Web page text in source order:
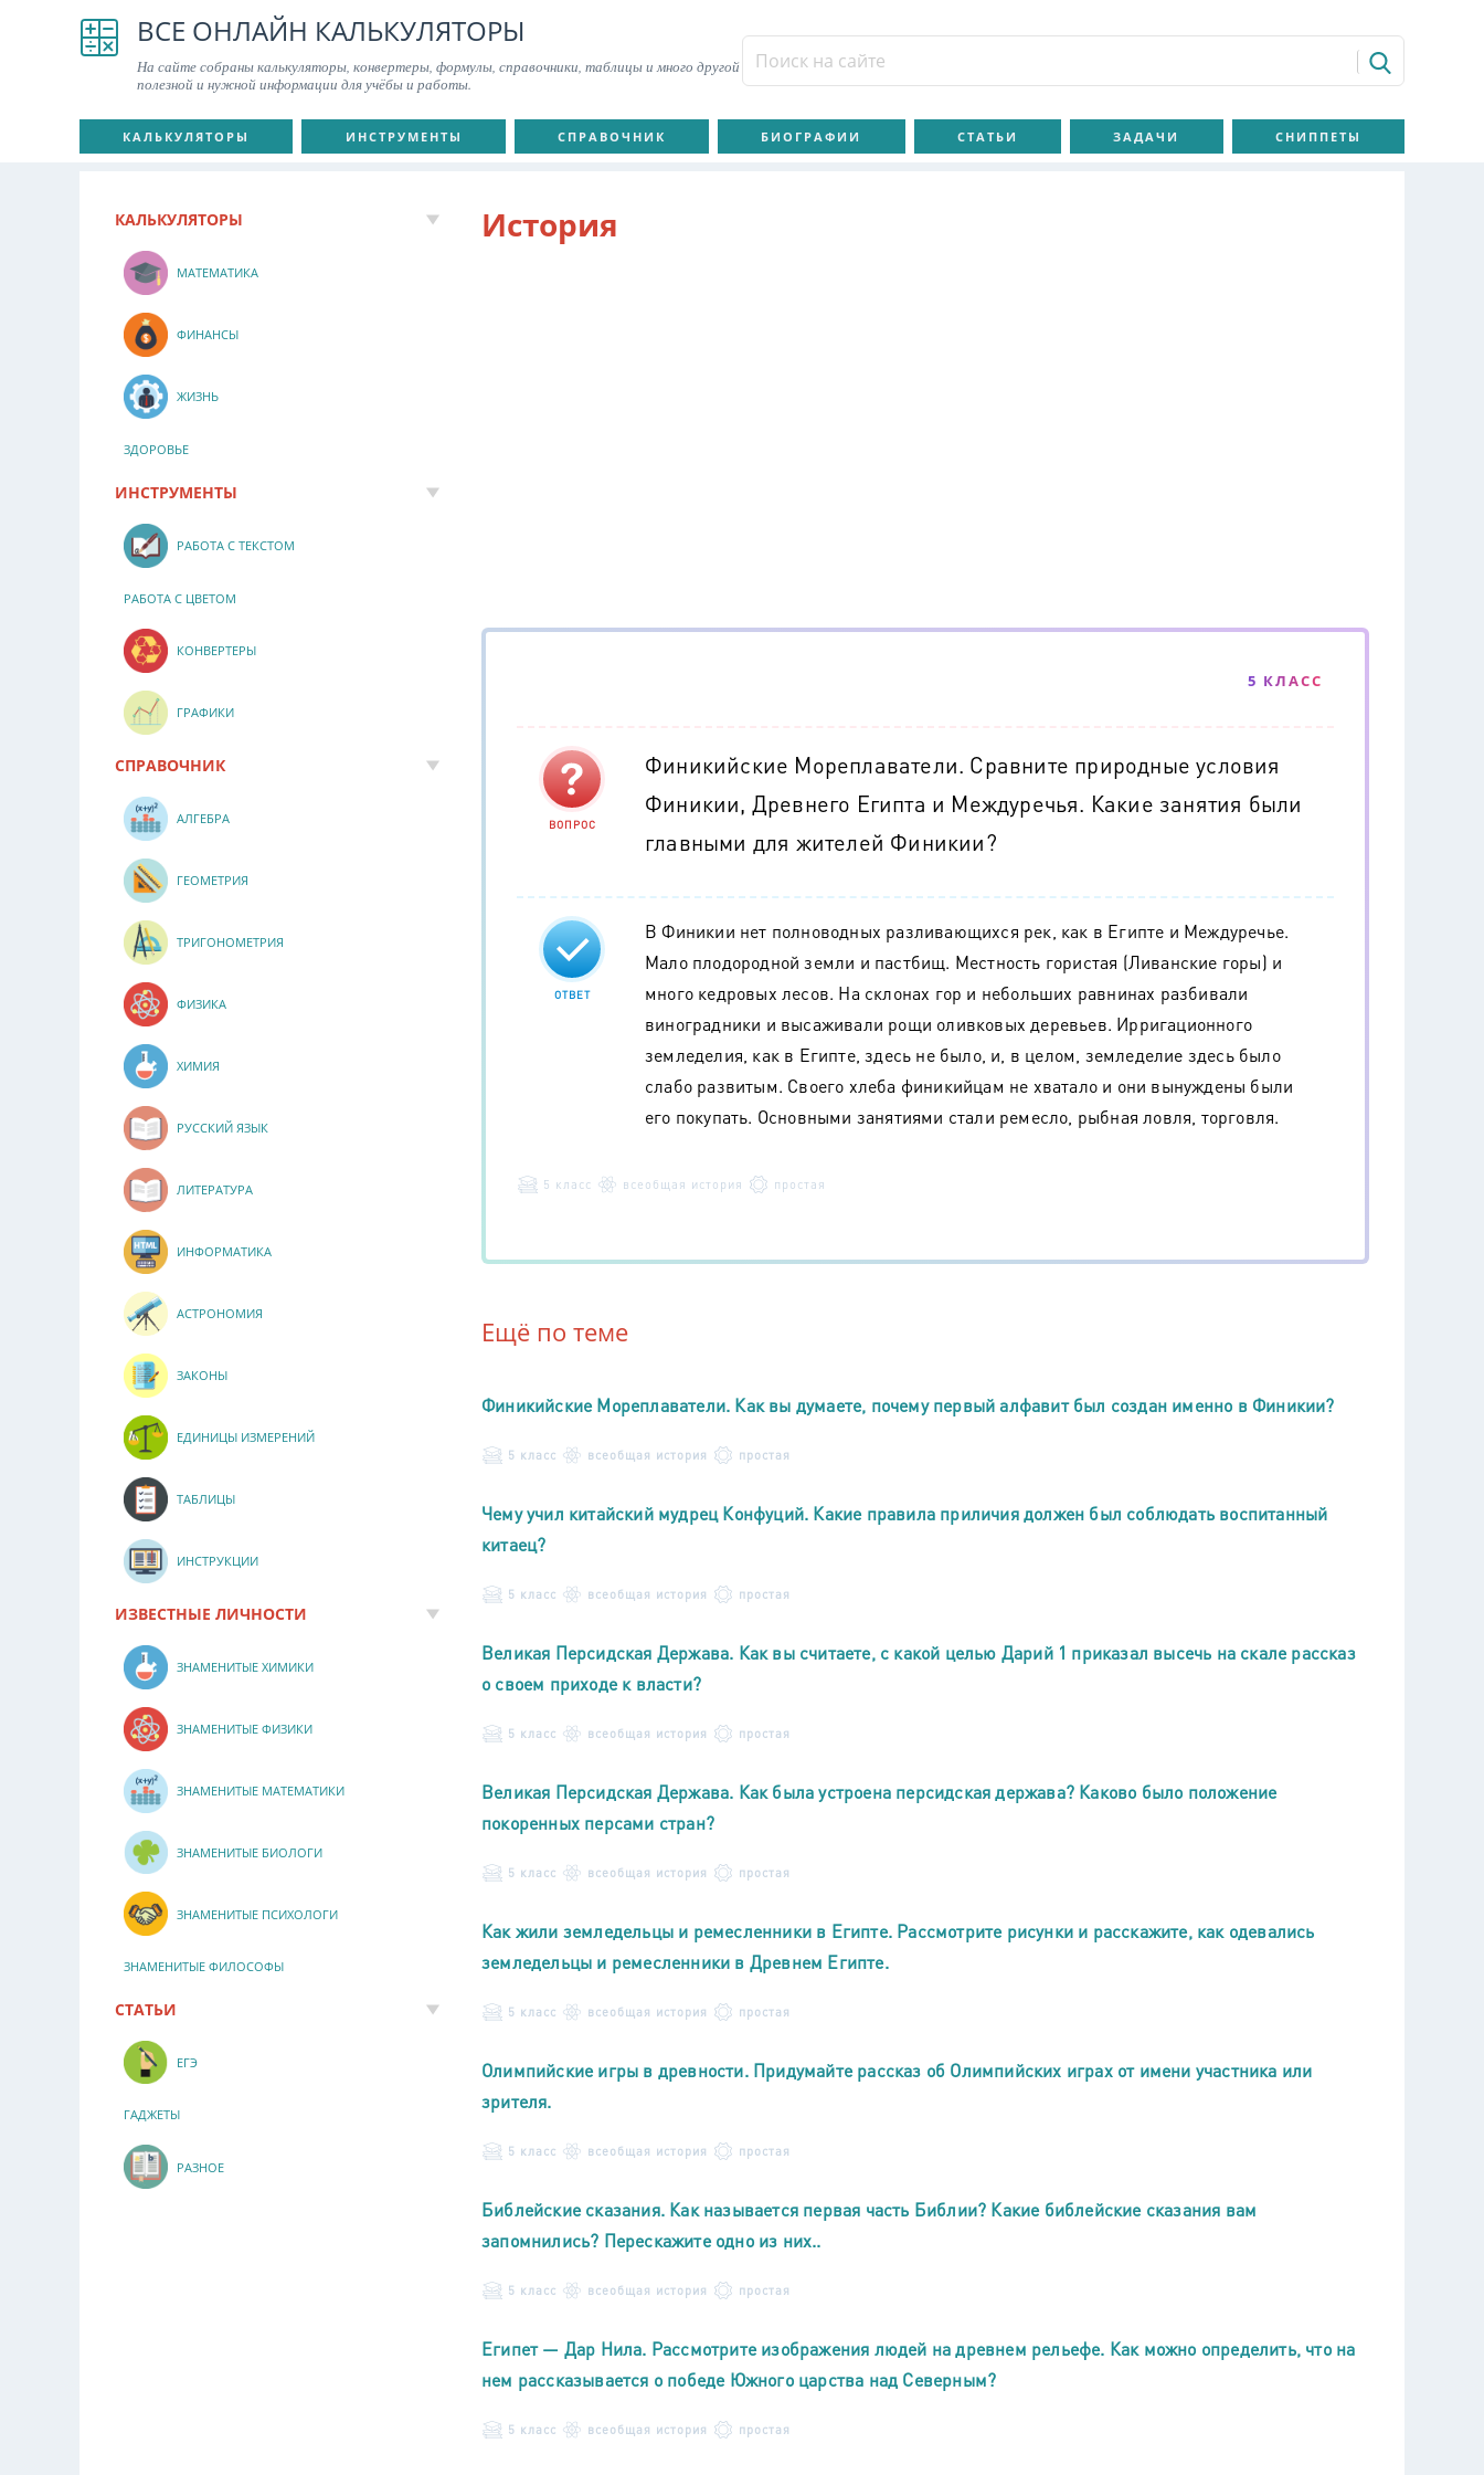
ВСЕ ОНЛАЙН КАЛЬКУЛЯТОРЫ
На сайте собраны калькуляторы, конвертеры, формулы, справочники, таблицы и много другой
полезной и нужной информации для учёбы и работы.
КАЛЬКУЛЯТОРЫ ИНСТРУМЕНТЫ СПРАВОЧНИК БИОГРАФИИ СТАТЬИ ЗАДАЧИ СНИППЕТЫ
История
5 КЛАСС
ВОПРОС
Финикийские Мореплаватели. Сравните природные условия
Финикии, Древнего Египта и Междуречья. Какие занятия были
главными для жителей Финикии?
ОТВЕТ
В Финикии нет полноводных разливающихся рек, как в Египте и Междуречье.
Мало плодородной земли и пастбищ. Местность гористая (Ливанские горы) и
много кедровых лесов. На склонах гор и небольших равнинах разбивали
виноградники и высаживали рощи оливковых деревьев. Ирригационного
земледелия, как в Египте, здесь не было, и, в целом, земледелие здесь было
слабо развитым. Своего хлеба финикийцам не хватало и они вынуждены были
его покупать. Основными занятиями стали ремесло, рыбная ловля, торговля.
5 класс всеобщая история простая
Ещё по теме
Финикийские Мореплаватели. Как вы думаете, почему первый алфавит был создан именно в Финикии?
5 класс всеобщая история простая
Чему учил китайский мудрец Конфуций. Какие правила приличия должен был соблюдать воспитанный
китаец?
5 класс всеобщая история простая
Великая Персидская Держава. Как вы считаете, с какой целью Дарий 1 приказал высечь на скале рассказ
о своем приходе к власти?
5 класс всеобщая история простая
Великая Персидская Держава. Как была устроена персидская держава? Каково было положение
покоренных персами стран?
5 класс всеобщая история простая
Как жили земледельцы и ремесленники в Египте. Рассмотрите рисунки и расскажите, как одевались
земледельцы и ремесленники в Древнем Египте.
5 класс всеобщая история простая
Олимпийские игры в древности. Придумайте рассказ об Олимпийских играх от имени участника или
зрителя.
5 класс всеобщая история простая
Библейские сказания. Как называется первая часть Библии? Какие библейские сказания вам
запомнились? Перескажите одно из них..
5 класс всеобщая история простая
Египет — Дар Нила. Рассмотрите изображения людей на древнем рельефе. Как можно определить, что на
нем рассказывается о победе Южного царства над Северным?
5 класс всеобщая история простая
КАЛЬКУЛЯТОРЫ
МАТЕМАТИКА
ФИНАНСЫ
ЖИЗНЬ
ЗДОРОВЬЕ
ИНСТРУМЕНТЫ
РАБОТА С ТЕКСТОМ
РАБОТА С ЦВЕТОМ
КОНВЕРТЕРЫ
ГРАФИКИ
СПРАВОЧНИК
АЛГЕБРА
ГЕОМЕТРИЯ
ТРИГОНОМЕТРИЯ
ФИЗИКА
ХИМИЯ
РУССКИЙ ЯЗЫК
ЛИТЕРАТУРА
ИНФОРМАТИКА
АСТРОНОМИЯ
ЗАКОНЫ
ЕДИНИЦЫ ИЗМЕРЕНИЙ
ТАБЛИЦЫ
ИНСТРУКЦИИ
ИЗВЕСТНЫЕ ЛИЧНОСТИ
ЗНАМЕНИТЫЕ ХИМИКИ
ЗНАМЕНИТЫЕ ФИЗИКИ
ЗНАМЕНИТЫЕ МАТЕМАТИКИ
ЗНАМЕНИТЫЕ БИОЛОГИ
ЗНАМЕНИТЫЕ ПСИХОЛОГИ
ЗНАМЕНИТЫЕ ФИЛОСОФЫ
СТАТЬИ
ЕГЭ
ГАДЖЕТЫ
РАЗНОЕ